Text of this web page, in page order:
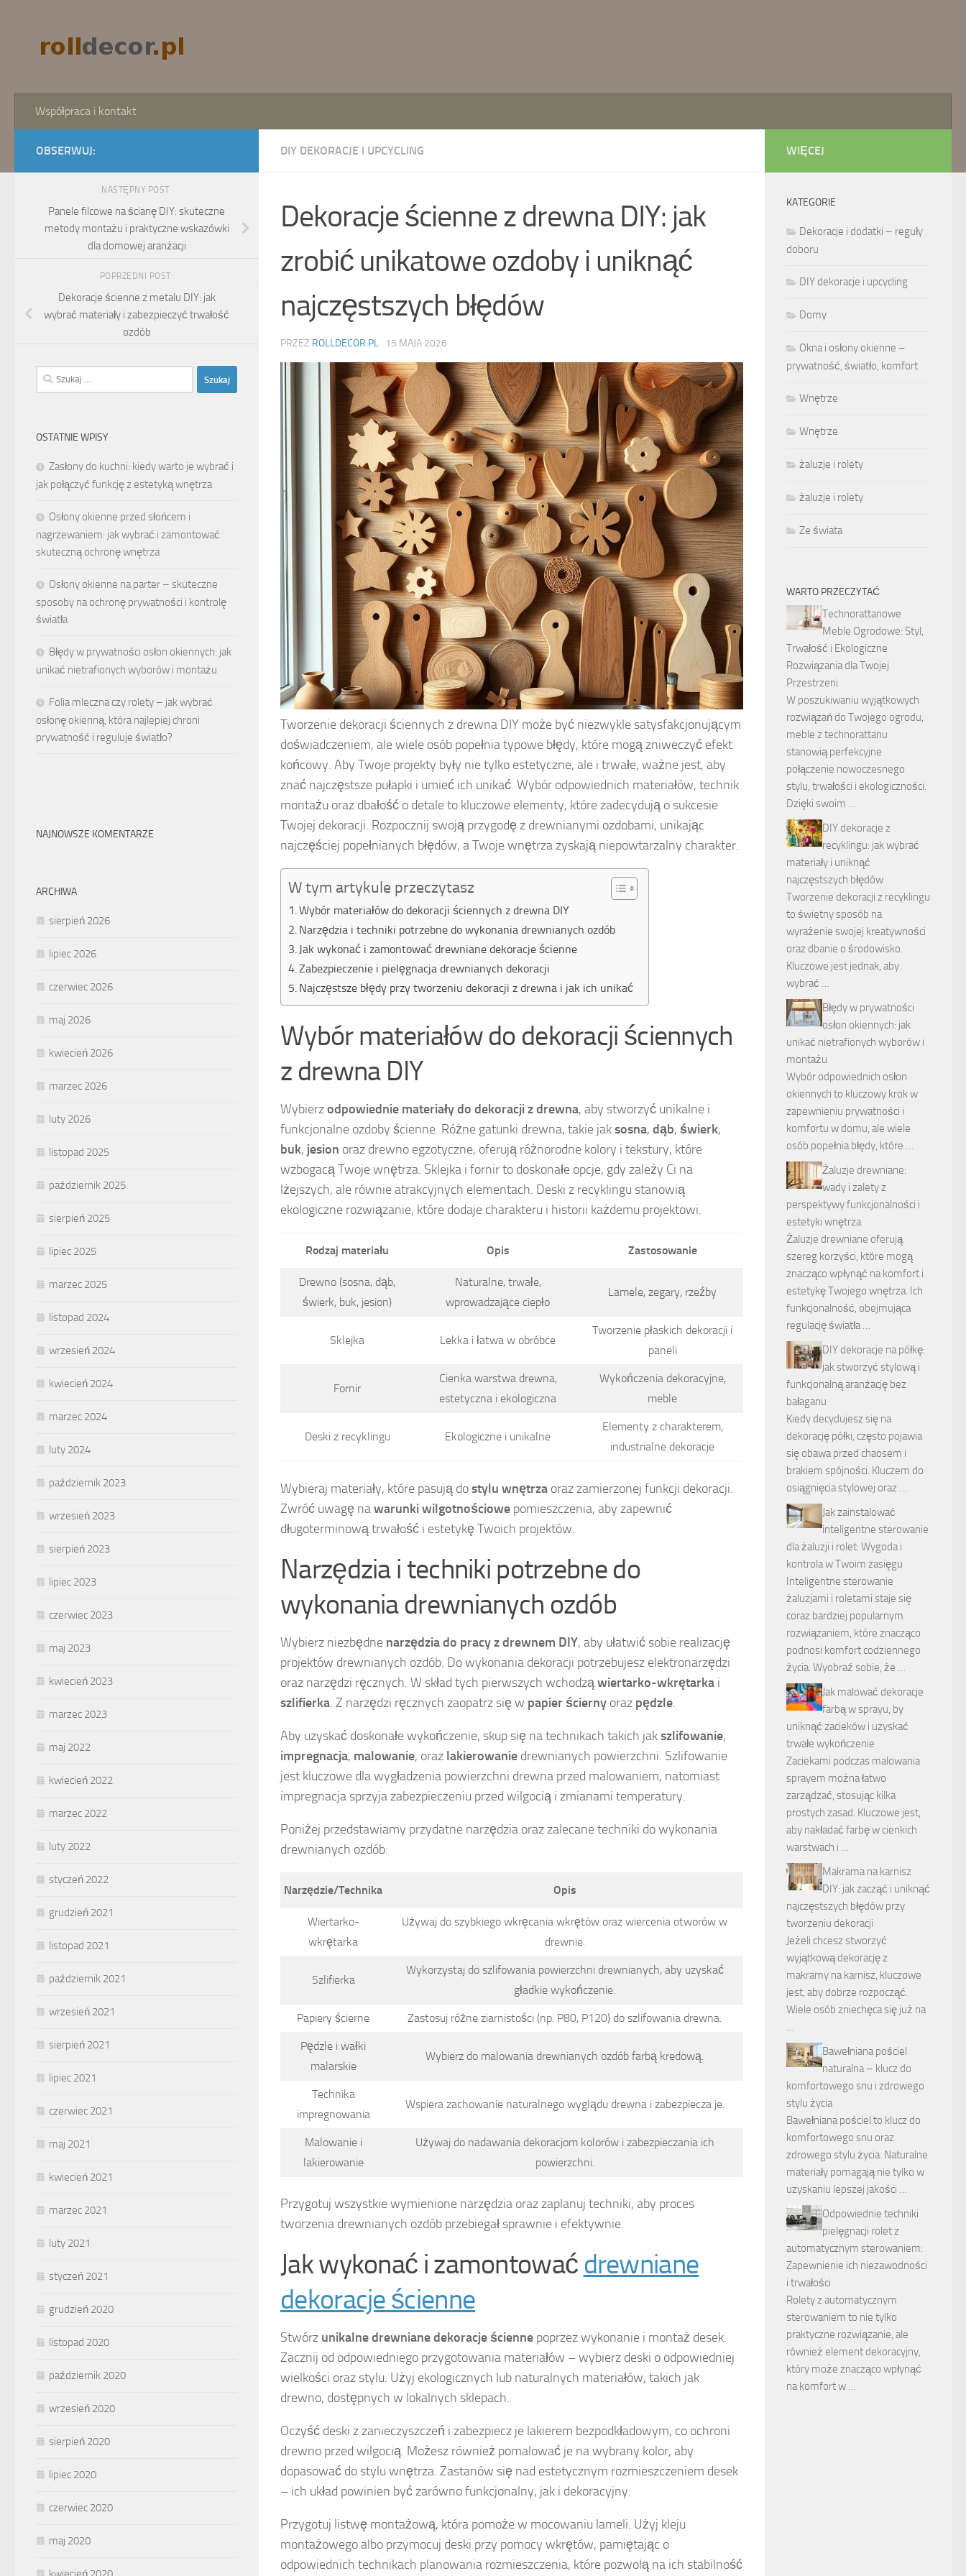
Współpraca i kontakt
DIY DEKORACJE I UPCYCLING
Dekoracje ścienne z drewna DIY: jak
zrobić unikatowe ozdoby i uniknąć
najczęstszych błędów
PRZEZ ROLLDECOR.PL · 15 MAJA 2026
Tworzenie dekoracji ściennych z drewna DIY może być niezwykle satysfakcjonującym
doświadczeniem, ale wiele osób popełnia typowe błędy, które mogą zniweczyć efekt
końcowy. Aby Twoje projekty były nie tylko estetyczne, ale i trwałe, ważne jest, aby
znać najczęstsze pułapki i umieć ich unikać. Wybór odpowiednich materiałów, technik
montażu oraz dbałość o detale to kluczowe elementy, które zadecydują o sukcesie
Twojej dekoracji. Rozpocznij swoją przygodę z drewnianymi ozdobami, unikając
najczęściej popełnianych błędów, a Twoje wnętrza zyskają niepowtarzalny charakter.
W tym artykule przeczytasz
Wybór materiałów do dekoracji ściennych z drewna DIY
Narzędzia i techniki potrzebne do wykonania drewnianych ozdób
Jak wykonać i zamontować drewniane dekoracje ścienne
Zabezpieczenie i pielęgnacja drewnianych dekoracji
Najczęstsze błędy przy tworzeniu dekoracji z drewna i jak ich unikać
Wybór materiałów do dekoracji ściennych
z drewna DIY
Wybierzodpowiednie materiały do dekoracji z drewna, aby stworzyć unikalne i
funkcjonalne ozdoby ścienne. Różne gatunki drewna, takie jaksosna, dąb, świerk,
buk, jesion oraz drewno egzotyczne, oferują różnorodne kolory i tekstury, które
wzbogacą Twoje wnętrza. Sklejka i fornir to doskonałe opcje, gdy zależy Ci na
lżejszych, ale równie atrakcyjnych elementach. Deski z recyklingu stanowią
ekologiczne rozwiązanie, które dodaje charakteru i historii każdemu projektowi.
Rodzaj materiału Opis Zastosowanie
Drewno (sosna, dąb,
świerk, buk, jesion)
Naturalne, trwałe,
wprowadzające ciepło
Lamele, zegary, rzeźby
Sklejka Lekka i łatwa w obróbce
Tworzenie płaskich dekoracji i
paneli
Fornir
Cienka warstwa drewna,
estetyczna i ekologiczna
Wykończenia dekoracyjne,
meble
Deski z recyklingu Ekologiczne i unikalne
Elementy z charakterem,
industrialne dekoracje
Wybieraj materiały, które pasują dostylu wnętrza oraz zamierzonej funkcji dekoracji.
Zwróć uwagę nawarunki wilgotnościowe pomieszczenia, aby zapewnić
długoterminową trwałość i estetykę Twoich projektów.
Narzędzia i techniki potrzebne do
wykonania drewnianych ozdób
Wybierz niezbędne narzędzia do pracy z drewnem DIY, aby ułatwić sobie realizację
projektów drewnianych ozdób. Do wykonania dekoracji potrzebujesz elektronarzędzi
oraz narzędzi ręcznych. W skład tych pierwszych wchodząwiertarko-wkrętarka i
szlifierka. Z narzędzi ręcznych zaopatrz się w papier ścierny oraz pędzle.
Aby uzyskać doskonałe wykończenie, skup się na technikach takich jakszlifowanie,
impregnacja, malowanie, oraz lakierowanie drewnianych powierzchni. Szlifowanie
jest kluczowe dla wygładzenia powierzchni drewna przed malowaniem, natomiast
impregnacja sprzyja zabezpieczeniu przed wilgocią i zmianami temperatury.
Poniżej przedstawiamy przydatne narzędzia oraz zalecane techniki do wykonania
drewnianych ozdób:
Narzędzie/Technika Opis
Wiertarko-
wkrętarka
Używaj do szybkiego wkręcania wkrętów oraz wiercenia otworów w
drewnie.
Szlifierka
Wykorzystaj do szlifowania powierzchni drewnianych, aby uzyskać
gładkie wykończenie.
Papiery ścierne Zastosuj różne ziarnistości (np. P80, P120) do szlifowania drewna.
Pędzle i wałki
malarskie
Wybierz do malowania drewnianych ozdób farbą kredową.
Technika
impregnowania
Wspiera zachowanie naturalnego wyglądu drewna i zabezpiecza je.
Malowanie i
lakierowanie
Używaj do nadawania dekoracjom kolorów i zabezpieczania ich
powierzchni.
Przygotuj wszystkie wymienione narzędzia oraz zaplanuj techniki, aby proces
tworzenia drewnianych ozdób przebiegał sprawnie i efektywnie.
Jak wykonać i zamontować drewniane
dekoracje ścienne
Stwórz unikalne drewniane dekoracje ścienne poprzez wykonanie i montaż desek.
Zacznij od odpowiedniego przygotowania materiałów – wybierz deski o odpowiedniej
wielkości oraz stylu. Użyj ekologicznych lub naturalnych materiałów, takich jak
drewno, dostępnych w lokalnych sklepach.
Oczyść deski z zanieczyszczeń i zabezpiecz je lakierem bezpodkładowym, co ochroni
drewno przed wilgocią. Możesz również pomalować je na wybrany kolor, aby
dopasować do stylu wnętrza. Zastanów się nad estetycznym rozmieszczeniem desek
– ich układ powinien być zarówno funkcjonalny, jak i dekoracyjny.
Przygotuj listwę montażową, która pomoże w mocowaniu lameli. Użyj kleju
montażowego albo przymocuj deski przy pomocy wkrętów, pamiętając o
odpowiednich technikach planowania rozmieszczenia, które pozwolą na ich stabilność
OBSERWUJ:
NASTĘPNY POST
Panele filcowe na ścianę DIY: skuteczne
metody montażu i praktyczne wskazówki
dla domowej aranżacji
POPRZEDNI POST
Dekoracje ścienne z metalu DIY: jak
wybrać materiały i zabezpieczyć trwałość
ozdób
Szukaj:
OSTATNIE WPISY
Zasłony do kuchni: kiedy warto je wybrać i
jak połączyć funkcję z estetyką wnętrza
Osłony okienne przed słońcem i
nagrzewaniem: jak wybrać i zamontować
skuteczną ochronę wnętrza
Osłony okienne na parter – skuteczne
sposoby na ochronę prywatności i kontrolę
światła
Błędy w prywatności osłon okiennych: jak
unikać nietrafionych wyborów i montażu
Folia mleczna czy rolety – jak wybrać
osłonę okienną, która najlepiej chroni
prywatność i reguluje światło?
NAJNOWSZE KOMENTARZE
ARCHIWA
sierpień 2026
lipiec 2026
czerwiec 2026
maj 2026
kwiecień 2026
marzec 2026
luty 2026
listopad 2025
październik 2025
sierpień 2025
lipiec 2025
marzec 2025
listopad 2024
wrzesień 2024
kwiecień 2024
marzec 2024
luty 2024
październik 2023
wrzesień 2023
sierpień 2023
lipiec 2023
czerwiec 2023
maj 2023
kwiecień 2023
marzec 2023
maj 2022
kwiecień 2022
marzec 2022
luty 2022
styczeń 2022
grudzień 2021
listopad 2021
październik 2021
wrzesień 2021
sierpień 2021
lipiec 2021
czerwiec 2021
maj 2021
kwiecień 2021
marzec 2021
luty 2021
styczeń 2021
grudzień 2020
listopad 2020
październik 2020
wrzesień 2020
sierpień 2020
lipiec 2020
czerwiec 2020
maj 2020
WIĘCEJ
KATEGORIE
Dekoracje i dodatki – reguły
doboru
DIY dekoracje i upcycling
Domy
Okna i osłony okienne –
prywatność, światło, komfort
Wnętrze
Wnętrze
żaluzje i rolety
żaluzje i rolety
Ze świata
WARTO PRZECZYTAĆ
Technorattanowe
Meble Ogrodowe: Styl,
Trwałość i Ekologiczne
Rozwiązania dla Twojej
Przestrzeni
W poszukiwaniu wyjątkowych
rozwiązań do Twojego ogrodu,
meble z technorattanu
stanowią perfekcyjne
połączenie nowoczesnego
stylu, trwałości i ekologiczności.
Dzięki swoim …
DIY dekoracje z
recyklingu: jak wybrać
materiały i uniknąć
najczęstszych błędów
Tworzenie dekoracji z recyklingu
to świetny sposób na
wyrażenie swojej kreatywności
oraz dbanie o środowisko.
Kluczowe jest jednak, aby
wybrać …
Błędy w prywatności
osłon okiennych: jak
unikać nietrafionych wyborów i
montażu
Wybór odpowiednich osłon
okiennych to kluczowy krok w
zapewnieniu prywatności i
komfortu w domu, ale wiele
osób popełnia błędy, które …
Żaluzje drewniane:
wady i zalety z
perspektywy funkcjonalności i
estetyki wnętrza
Żaluzje drewniane oferują
szereg korzyści, które mogą
znacząco wpłynąć na komfort i
estetykę Twojego wnętrza. Ich
funkcjonalność, obejmująca
regulację światła …
DIY dekoracje na półkę:
jak stworzyć stylową i
funkcjonalną aranżację bez
bałaganu
Kiedy decydujesz się na
dekorację półki, często pojawia
się obawa przed chaosem i
brakiem spójności. Kluczem do
osiągnięcia stylowej oraz …
Jak zainstalować
inteligentne sterowanie
dla żaluzji i rolet: Wygoda i
kontrola w Twoim zasięgu
Inteligentne sterowanie
żaluzjami i roletami staje się
coraz bardziej popularnym
rozwiązaniem, które znacząco
podnosi komfort codziennego
życia. Wyobraź sobie, że …
Jak malować dekoracje
farbą w sprayu, by
uniknąć zacieków i uzyskać
trwałe wykończenie
Zaciekami podczas malowania
sprayem można łatwo
zarządzać, stosując kilka
prostych zasad. Kluczowe jest,
aby nakładać farbę w cienkich
warstwach i …
Makrama na karnisz
DIY: jak zacząć i uniknąć
najczęstszych błędów przy
tworzeniu dekoracji
Jeżeli chcesz stworzyć
wyjątkową dekorację z
makramy na karnisz, kluczowe
jest, aby dobrze rozpocząć.
Wiele osób zniechęca się już na
…
Bawełniana pościel
naturalna – klucz do
komfortowego snu i zdrowego
stylu życia
Bawełniana pościel to klucz do
komfortowego snu oraz
zdrowego stylu życia. Naturalne
materiały pomagają nie tylko w
uzyskaniu lepszej jakości …
Odpowiednie techniki
pielęgnacji rolet z
automatycznym sterowaniem:
Zapewnienie ich niezawodności
i trwałości
Rolety z automatycznym
sterowaniem to nie tylko
praktyczne rozwiązanie, ale
również element dekoracyjny,
który może znacząco wpłynąć
na komfort w …